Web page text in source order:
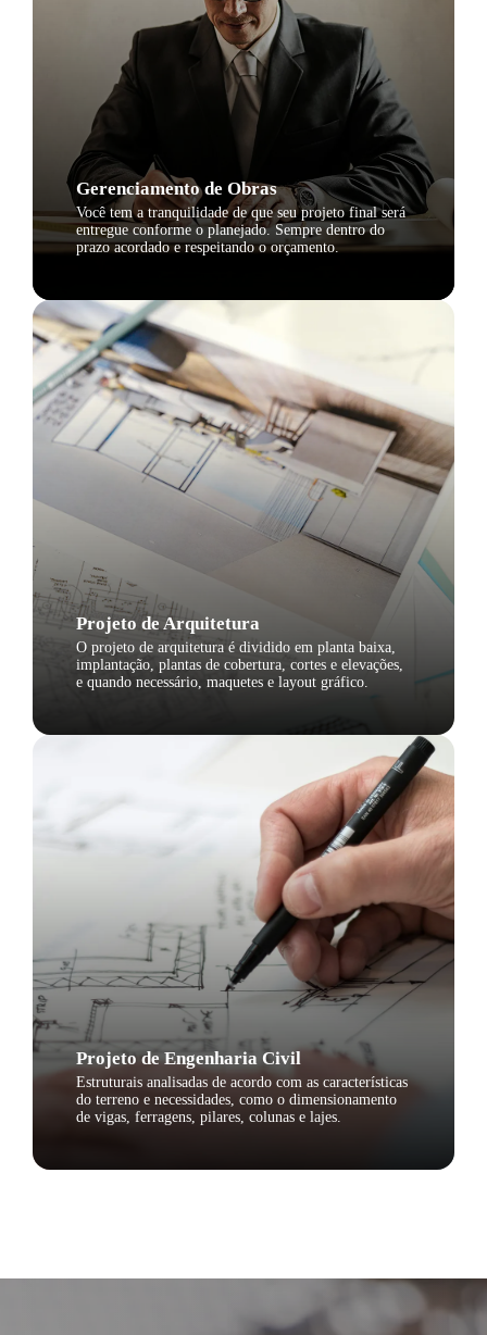
Gerenciamento de Obras
Você tem a tranquilidade de que seu projeto final será
entregue conforme o planejado. Sempre dentro do
prazo acordado e respeitando o orçamento.
Projeto de Arquitetura
O projeto de arquitetura é dividido em planta baixa,
implantação, plantas de cobertura, cortes e elevações,
e quando necessário, maquetes e layout gráfico.
Projeto de Engenharia Civil
Estruturais analisadas de acordo com as características
do terreno e necessidades, como o dimensionamento
de vigas, ferragens, pilares, colunas e lajes.